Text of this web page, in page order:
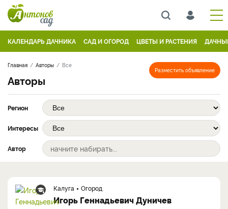
КАЛЕНДАРЬ ДАЧНИКА САД И ОГОРОД ЦВЕТЫ И РАСТЕНИЯ
Разместить объявление
Главная Авторы Все
Авторы
Регион
Интересы
Автор
Калуга Огород
Игорь Геннадьевич Дуничев